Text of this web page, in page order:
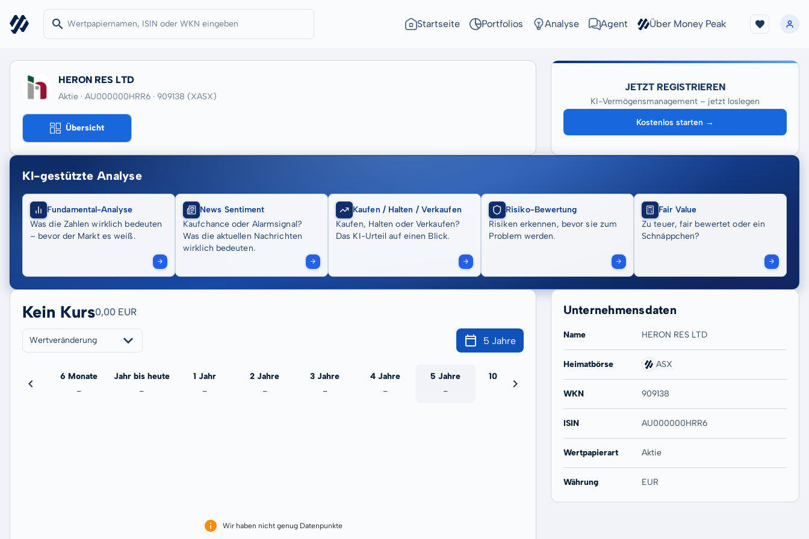
Startseite Portfolios Analyse Agent Über Money Peak
HERON RES LTD
Aktie · AU000000HRR6 · 909138 (XASX)
Übersicht
JETZT REGISTRIEREN
KI-Vermögensmanagement – jetzt loslegen
Kostenlos starten →
KI-gestützte Analyse
Fundamental-Analyse
Was die Zahlen wirklich bedeuten
– bevor der Markt es weiß.
News Sentiment
Kaufchance oder Alarmsignal?
Was die aktuellen Nachrichten
wirklich bedeuten.
Kaufen / Halten / Verkaufen
Kaufen, Halten oder Verkaufen?
Das KI-Urteil auf einen Blick.
Risiko-Bewertung
Risiken erkennen, bevor sie zum
Problem werden.
Fair Value
Zu teuer, fair bewertet oder ein
Schnäppchen?
Kein Kurs0,00 EUR
Wertveränderung 5 Jahre
6 Monate
-
Jahr bis heute
-
1 Jahr
-
2 Jahre
-
3 Jahre
-
4 Jahre
-
5 Jahre
-
10 Jahre
-
Wir haben nicht genug Datenpunkte
Unternehmensdaten
Name HERON RES LTD
Heimatbörse ASX
WKN 909138
ISIN AU000000HRR6
Wertpapierart Aktie
Währung EUR